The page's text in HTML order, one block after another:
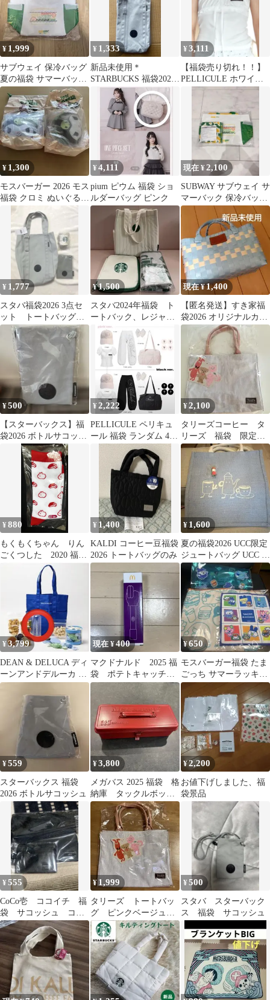
¥ 1,999
サブウェイ 保冷バッグ
夏の福袋 サマーバッグ
SUBWAY
¥ 1,333
新品未使用＊
STARBUCKS 福袋2026
＊トートバッグ
¥3,111
【福袋売り切れ！！】
PELLICULE ホワイト
puff tops
¥ 1,300
モスバーガー 2026 モス
福袋 クロミ ぬいぐるみ
2点セット
¥4,111
pium ピウム 福袋 ショ
ルダーバッグ ピンク
現在 ¥2,100
SUBWAY サブウェイ サ
マーバック 保冷バック
福袋
¥ 1,777
スタバ福袋2026 3点セ
ット トートバッグポ
ーチ
¥1,500
スタバ2024年福袋 ト
ートバック、レジャー
シート、マルチケース
現在 ¥1,400
【匿名発送】すき家福
袋2026 オリジナルカゴ
バッグのみ ライトブル
ー×ホワイト
¥500
【スターバックス】福
袋2026 ボトルサコッシ
¥2,222
PELLICULE ペリキュ
ール 福袋 ランダム 4点
¥2,100
タリーズコーヒー タ
リーズ 福袋 限定ト
ートバッグ ピンク
ハッピーバッグ
¥880
もくもくちゃん りん
ごくつした 2020 福
袋 ヴィレヴァン 限
¥ 1,400
KALDI コーヒー豆福袋
2026 トートバッグのみ
¥ 1,600
夏の福袋2026 UCC限定
ジュートバッグ UCC ミ
ニチュアチャーム付
¥3,799
DEAN & DELUCA ディ
ーンアンドデルーカ 夏
の福袋 クリアボトル
現在 ¥400
マクドナルド 2025 福
袋 ポテトキャッチャ
ー 新品未使用
¥650
モスバーガー福袋 たま
ごっち サマーラッキー
バッグ グッズセット
¥559
スターバックス 福袋
2026 ボトルサコッシュ
¥3,800
メガバス 2025 福袋 格
納庫 タックルボック
ス
¥2,200
お値下げしました、福
袋景品
¥555
CoCo壱 ココイチ 福
袋 サコッシュ コイ
ンケース 2026
¥ 1,999
タリーズ トートバッ
グ ピンクベージュ
福袋 限定
¥500
スタバ スターバック
ス 福袋 サコッシュ